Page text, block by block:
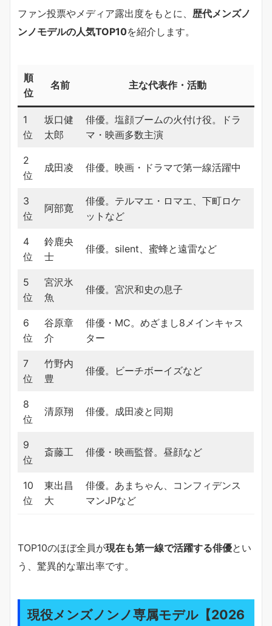
ファン投票やメディア露出度をもとに、 歴代メンズノ
ンノモデルの人気TOP10を紹介します。
順
位
名前 主な代表作・活動
1
位
坂口健
太郎
俳優。塩顔ブームの火付け役。ドラ
マ・映画多数主演
2
位
成田凌 俳優。映画・ドラマで第一線活躍中
3
位
阿部寛
俳優。テルマエ・ロマエ、下町ロケ
ットなど
4
位
鈴鹿央
士
俳優。silent、蜜蜂と遠雷など
5
位
宮沢氷
魚
俳優。宮沢和史の息子
6
位
谷原章
介
俳優・MC。めざまし8メインキャス
ター
7
位
竹野内
豊
俳優。ビーチボーイズなど
8
位
清原翔 俳優。成田凌と同期
9
位
斎藤工 俳優・映画監督。昼顔など
10
位
東出昌
大
俳優。あまちゃん、コンフィデンス
マンJPなど
TOP10のほぼ全員が現在も第一線で活躍する俳優とい
う、驚異的な輩出率です。
現役メンズノンノ専属モデル【2026